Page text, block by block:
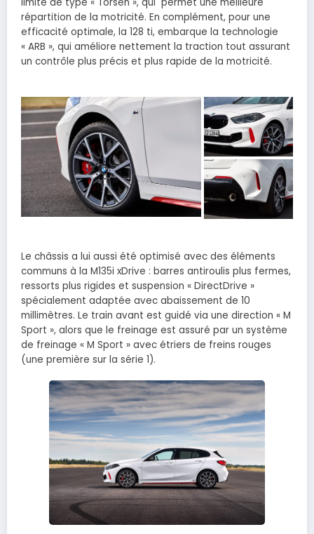
répartition de la motricité. En complément, pour une
efficacité optimale, la 128 ti, embarque la technologie
« ARB », qui améliore nettement la traction tout assurant
un contrôle plus précis et plus rapide de la motricité.
Le châssis a lui aussi été optimisé avec des éléments
communs à la M135i xDrive : barres antiroulis plus fermes,
ressorts plus rigides et suspension « DirectDrive »
spécialement adaptée avec abaissement de 10
millimètres. Le train avant est guidé via une direction « M
Sport », alors que le freinage est assuré par un système
de freinage « M Sport » avec étriers de freins rouges
(une première sur la série 1).